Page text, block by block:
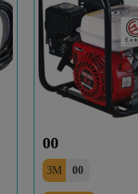
00
3M 00